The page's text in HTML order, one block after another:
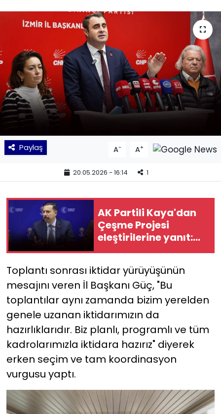
Paylaş A- A+
20.05.2026 - 16:14 1
AK Partili Kaya'dan
Çeşme Projesi
eleştirilerine yanıt:
Sizin alternatifiniz
Toplantı sonrası iktidar yürüyüşünün
mesajını veren İl Başkanı Güç, "Bu
toplantılar aynı zamanda bizim yerelden
genele uzanan iktidarımızın da
hazırlıklarıdır. Biz planlı, programlı ve tüm
kadrolarımızla iktidara hazırız" diyerek
erken seçim ve tam koordinasyon
vurgusu yaptı.
Siyaset
SPOR
TEKNOLOJİ
Yaşam
YEREL POLİTİKA
YEREL YÖNETİMLER
Yurt